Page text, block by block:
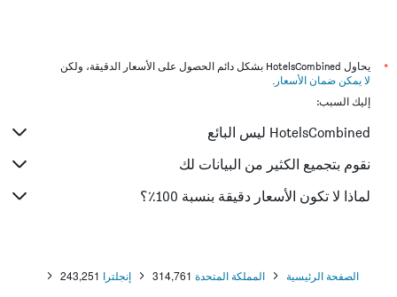
*
يحاول HotelsCombined بشكل دائم الحصول على الأسعار الدقيقة، ولكن
لا يمكن ضمان الأسعار .
إليك السبب:
HotelsCombined ليس البائع
نقوم بتجميع الكثير من البيانات لك
لماذا لا تكون الأسعار دقيقة بنسبة 100٪؟
الصفحة الرئيسية المملكة المتحدة 314,761 إنجلترا 243,251